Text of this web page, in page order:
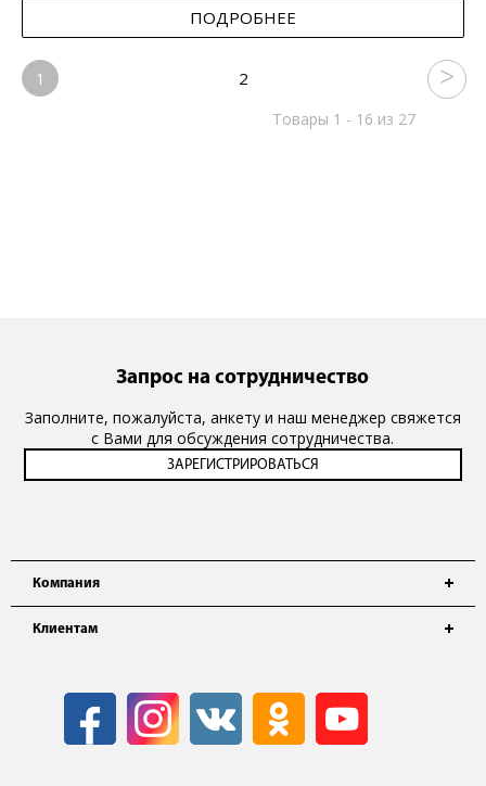
ПОДРОБНЕЕ
1 2
Товары 1 - 16 из 27
Компания
Клиентам
Запрос на сотрудничество
Заполните, пожалуйста, анкету и наш менеджер свяжется
с Вами для обсуждения сотрудничества.